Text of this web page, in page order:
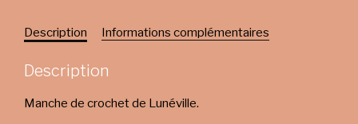
Description Informations complémentaires
Description
Manche de crochet de Lunéville.